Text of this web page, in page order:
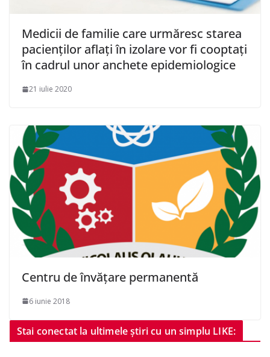
Medicii de familie care urmăresc starea
pacienţilor aflaţi în izolare vor fi cooptaţi
în cadrul unor anchete epidemiologice
21 iulie 2020
Centru de învățare permanentă
6 iunie 2018
Stai conectat la ultimele știri cu un simplu LIKE: